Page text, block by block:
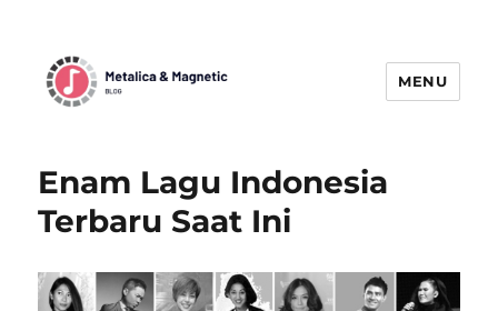
Menggetarkan Dunia Musik Metal
dengan Berita Terbaru
MENU
Enam Lagu Indonesia
Terbaru Saat Ini